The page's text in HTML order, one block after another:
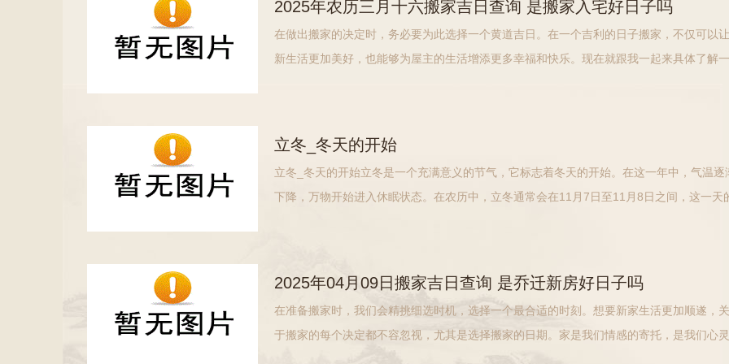
2025年农历三月十六搬家吉日查询 是搬家入宅好日子吗
在做出搬家的决定时，务必要为此选择一个黄道吉日。在一个吉利的日子搬家，不仅可以让
新生活更加美好，也能够为屋主的生活增添更多幸福和快乐。现在就跟我一起来具体了解一
立冬_冬天的开始
立冬_冬天的开始立冬是一个充满意义的节气，它标志着冬天的开始。在这一年中，气温逐
下降，万物开始进入休眠状态。在农历中，立冬通常会在11月7日至11月8日之间，这一天
2025年04月09日搬家吉日查询 是乔迁新房好日子吗
在准备搬家时，我们会精挑细选时机，选择一个最合适的时刻。想要新家生活更加顺遂，关
于搬家的每个决定都不容忽视，尤其是选择搬家的日期。家是我们情感的寄托，是我们心灵